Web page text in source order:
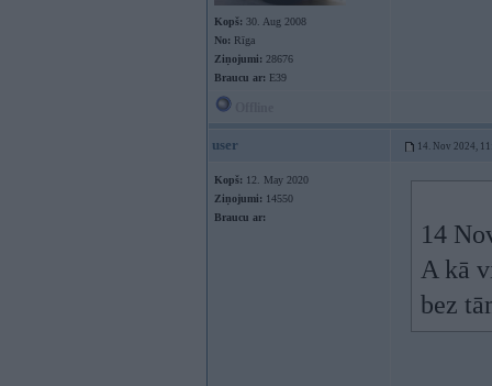
Kopš: 30. Aug 2008
No: Rīga
Ziņojumi: 28676
Braucu ar: E39
user 14. Nov 2024,
Kopš: 12. May 2020
Ziņojumi: 14550
Braucu ar:
14
A kā
bez